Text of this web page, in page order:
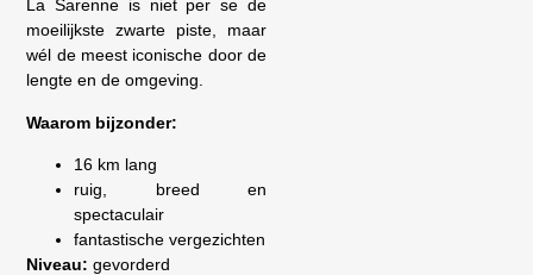
La Sarenne is niet per se de
moeilijkste zwarte piste, maar
wél de meest iconische door de
lengte en de omgeving.
Waarom bijzonder:
16 km lang
ruig, breed en
spectaculair
fantastische vergezichten
Niveau: gevorderd